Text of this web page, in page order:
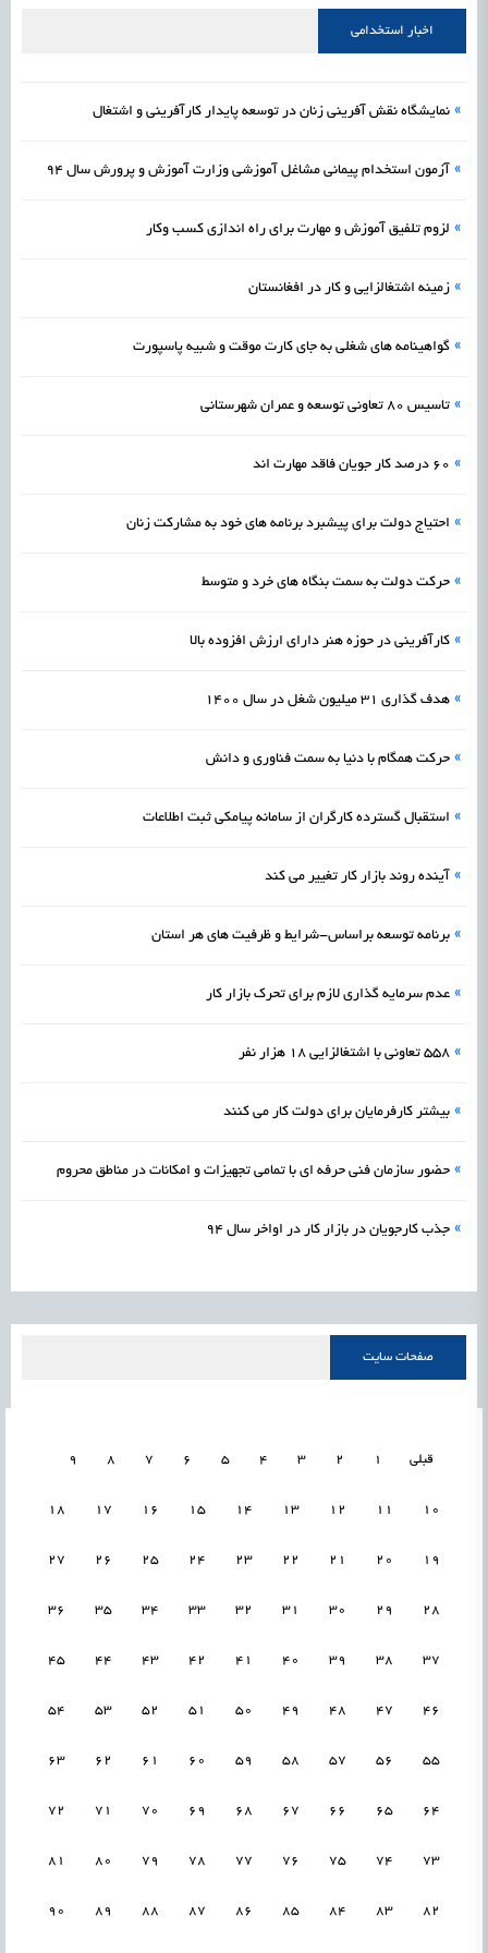
اشتغال و کارآفرینی
اخبار استخدامی
» نمایشگاه نقش آفرینی زنان در توسعه پایدار کارآفرینی و اشتغال
» آزمون استخدام پیمانی مشاغل آموزشی وزارت آموزش و پرورش سال 94
» لزوم تلفیق آموزش و مهارت برای راه اندازی کسب وکار
» زمینه اشتغالزایی و کار در افغانستان
» گواهینامه های شغلی به جای کارت موقت و شبیه پاسپورت
» تاسیس 80 تعاونی توسعه و عمران شهرستانی
» 60 درصد کار جویان فاقد مهارت اند
» احتیاج دولت برای پیشبرد برنامه های خود به مشارکت زنان
» حرکت دولت به سمت بنگاه های خرد و متوسط
» کارآفرینی در حوزه هنر دارای ارزش افزوده بالا
» هدف گذاری 31 میلیون شغل در سال 1400
» حرکت همگام با دنیا به سمت فناوری و دانش
» استقبال گسترده کارگران از سامانه پیامکی ثبت اطلاعات
» آینده روند بازار کار تغییر می کند
» برنامه توسعه براساس-شرایط و ظرفیت های هر استان
» عدم سرمایه گذاری لازم برای تحرک بازار کار
» 558 تعاونی با اشتغالزایی 18 هزار نفر
» بیشتر کارفرمایان برای دولت کار می کنند
» حضور سازمان فنی حرفه ای با تمامی تجهیزات و امکانات در مناطق محروم
» جذب کارجویان در بازار کار در اواخر سال 94
صفحات سایت
قبلی 1
2
3
4
5
6
7
8
9
10
11
12
13
14
15
16
17
18
19
20
21
22
23
24
25
26
27
28
29
30
31
32
33
34
35
36
37
38
39
40
41
42
43
44
45
46
47
48
49
50
51
52
53
54
55
56
57
58
59
60
61
62
63
64
65
66
67
68
69
70
71
72
73
74
75
76
77
78
79
80
81
82
83
84
85
86
87
88
89
90